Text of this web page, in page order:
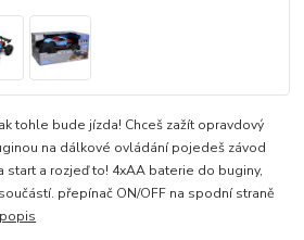
tohle bude jízda! Chceš zažít opravdový
na dálkové ovládání pojedeš závod
start a rozjeď to! 4xAA baterie do buginy,
přepínač ON/OFF na spodní straně